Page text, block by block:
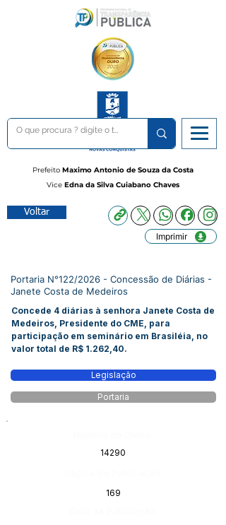
Prefeito Maximo Antonio de Souza da Costa
Vice Edna da Silva Cuiabano Chaves
Voltar
Imprimir
Portaria N°122/2026 - Concessão de Diárias -
Janete Costa de Medeiros
Concede 4 diárias à senhora Janete Costa de
Medeiros, Presidente do CME, para
participação em seminário em Brasiléia, no
valor total de R$ 1.262,40.
Legislação
Portaria
14290
169